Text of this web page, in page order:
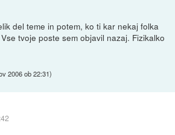
del teme in potem, ko ti kar nekaj folka
tvoje poste sem objavil nazaj. Fizikalko
2006 ob 22:31)